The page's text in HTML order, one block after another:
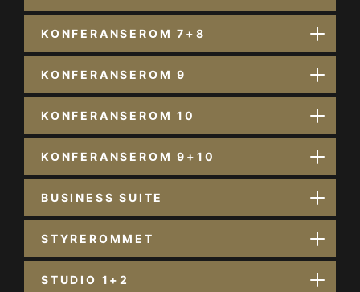
KONFERANSEROM 7+8
KONFERANSEROM 9
KONFERANSEROM 10
KONFERANSEROM 9+10
BUSINESS SUITE
STYREROMMET
STUDIO 1+2